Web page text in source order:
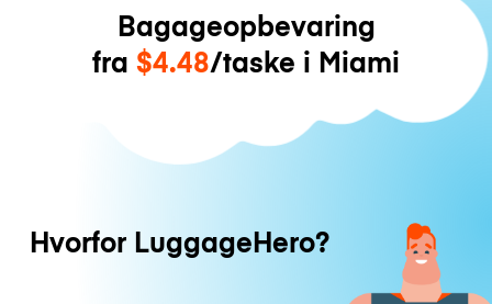
Bagageopbevaring
fra $4.48/taske i Miami
Hvorfor LuggageHero?